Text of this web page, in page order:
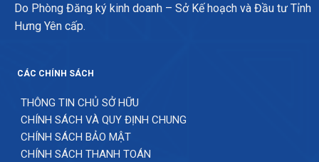
Do Phòng Đăng ký kinh doanh – Sở Kế hoạch và Đầu tư Tỉnh
Hưng Yên cấp.
CÁC CHÍNH SÁCH
THÔNG TIN CHỦ SỞ HỮU
CHÍNH SÁCH VÀ QUY ĐỊNH CHUNG
CHÍNH SÁCH BẢO MẬT
CHÍNH SÁCH THANH TOÁN